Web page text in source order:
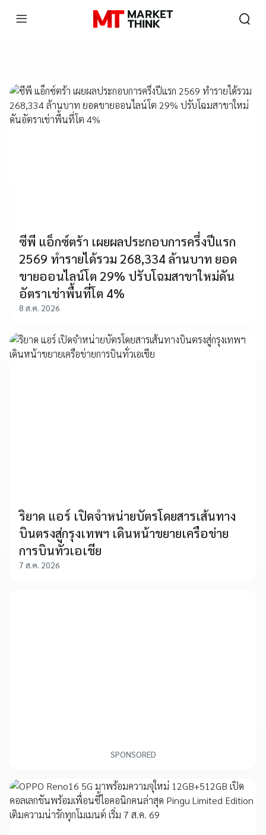
PR NEWS
ซีพี แอ็กซ์ตร้า เผยผลประกอบการครึ่งปีแรก
2569 ทำรายได้รวม 268,334 ล้านบาท ยอด
ขายออนไลน์โต 29% ปรับโฉมสาขาใหม่ดัน
อัตราเช่าพื้นที่โต 4%
8 ส.ค. 2026
ริยาด แอร์ เปิดจำหน่ายบัตรโดยสารเส้นทาง
บินตรงสู่กรุงเทพฯ เดินหน้าขยายเครือข่าย
การบินทั่วเอเชีย
7 ส.ค. 2026
SPONSORED